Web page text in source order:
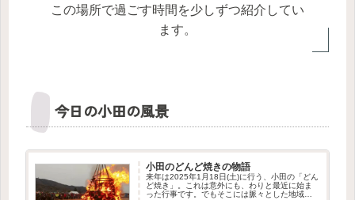
この場所で過ごす時間を少しずつ紹介してい
ます。
今日の小田の風景
小田のどんど焼きの物語
来年は2025年1月18日(土)に行う、小田の「どん
ど焼き」。これは意外にも、わりと最近に始ま
った行事です。でもそこには脈々とした地域の